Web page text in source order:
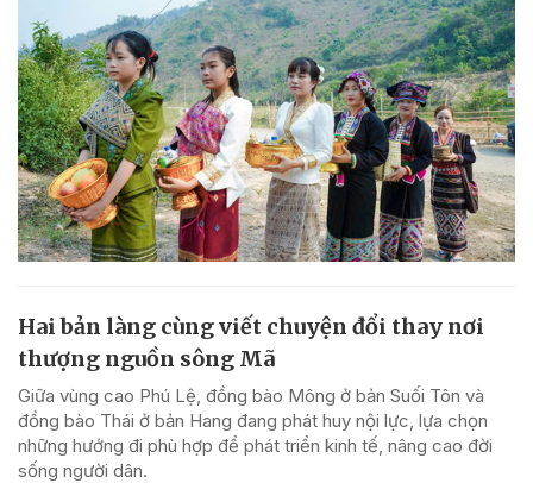
Hai bản làng cùng viết chuyện đổi thay nơi
thượng nguồn sông Mã
Giữa vùng cao Phú Lệ, đồng bào Mông ở bản Suối Tôn và
đồng bào Thái ở bản Hang đang phát huy nội lực, lựa chọn
những hướng đi phù hợp để phát triển kinh tế, nâng cao đời
sống người dân.